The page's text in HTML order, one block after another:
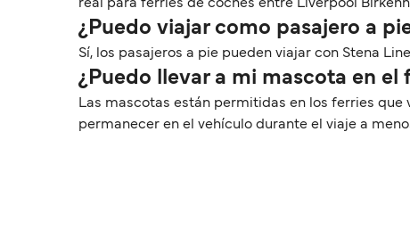
real para ferries de coches entre Liverpool
¿Puedo viajar como pasajero a
Sí, los pasajeros a pie pueden viajar con Stena
¿Puedo llevar a mi mascota en
Las mascotas están permitidas en los ferries que
permanecer en el vehículo durante el viaje a